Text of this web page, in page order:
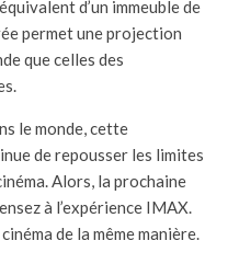
d’un immeuble de
permet une projection
que celles des
le monde, cette
de repousser les limites
Alors, la prochaine
à l’expérience IMAX.
de la même manière.